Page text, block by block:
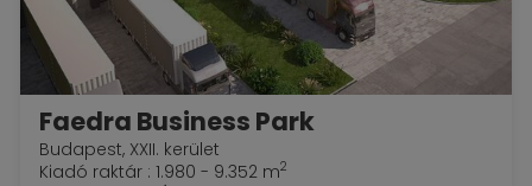
Faedra Business Park
Budapest, XXII. kerület
Kiadó raktár : 1.980 - 9.352 m2